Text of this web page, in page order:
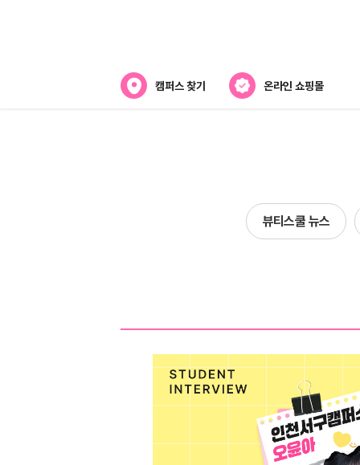
캠퍼스 찾기 온라인 쇼핑몰
전국캠퍼스 찾기
제휴협력사
뷰티스쿨 뉴스